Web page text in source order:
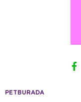
PETBURADA